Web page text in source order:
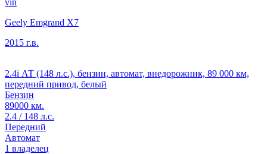
Geely Emgrand X7
2015 г.в.
2.4i АТ (148 л.с.), бензин, автомат, внедорожник, 89 000 км,
передний привод, белый
Бензин
89000 км.
2.4 / 148 л.с.
Передний
Автомат
1 владелец